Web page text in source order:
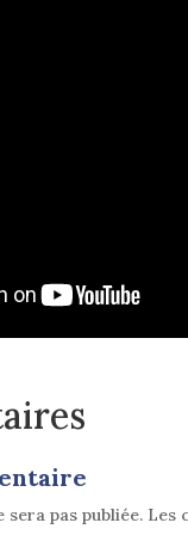
sera pas publiée. Les